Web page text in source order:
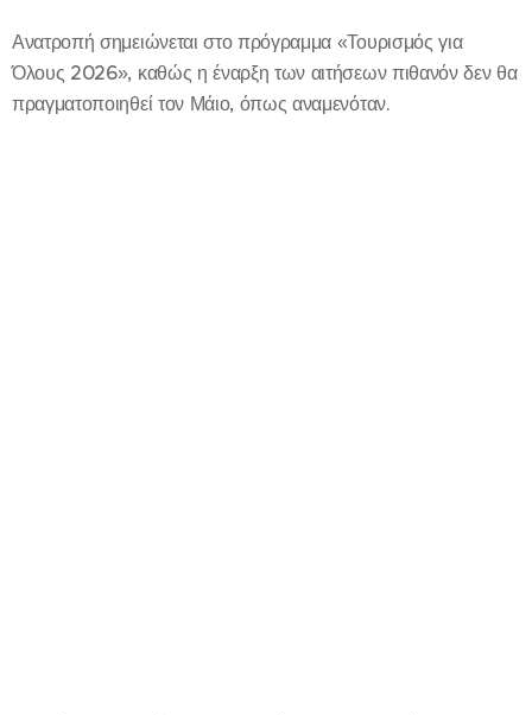
Ανατροπή σημειώνεται στο πρόγραμμα «Τουρισμός για
Όλους 2026», καθώς η έναρξη των αιτήσεων πιθανόν δεν θα
πραγματοποιηθεί τον Μάιο, όπως αναμενόταν.